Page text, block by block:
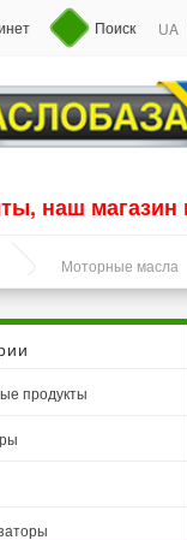
Поиск UA
наш магазин
Моторные масла
продукты